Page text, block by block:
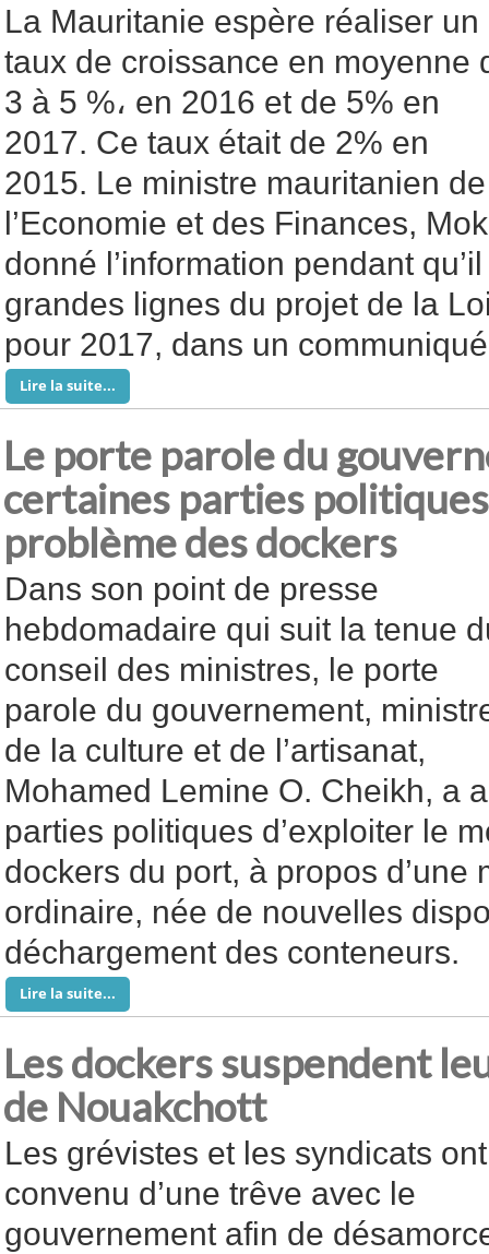
La Mauritanie espère réaliser un
taux de croissance en moyenne
3 à 5 %، en 2016 et de 5% en
2017. Ce taux était de 2% en
2015. Le ministre mauritanien de
l’Economie et des Finances,
donné l’information pendant
grandes lignes du projet de la
pour 2017, dans un
Lire la suite...
Le porte parole du
certaines parties
problème des dockers
Dans son point de presse
hebdomadaire qui suit la tenue
conseil des ministres, le porte
parole du gouvernement,
de la culture et de l’artisanat,
Mohamed Lemine O. Cheikh, a
parties politiques d’exploiter le
dockers du port, à propos d’une
ordinaire, née de nouvelles
déchargement des conteneurs.
Lire la suite...
Les dockers suspendent
de Nouakchott
Les grévistes et les syndicats ont
convenu d’une trêve avec le
gouvernement afin de